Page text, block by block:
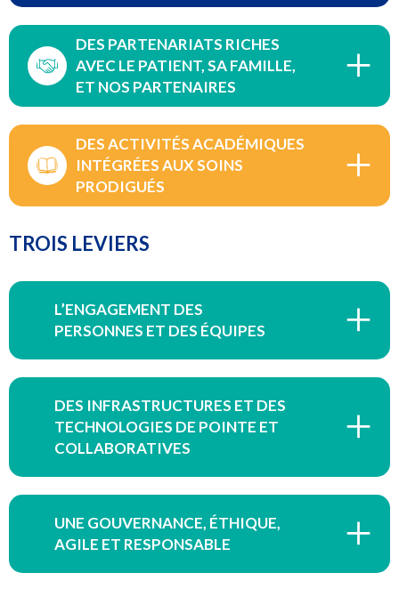
DES PARTENARIATS RICHES
AVEC LE PATIENT, SA FAMILLE,
ET NOS PARTENAIRES
DES ACTIVITÉS ACADÉMIQUES
INTÉGRÉES AUX SOINS
PRODIGUÉS
TROIS LEVIERS
L’ENGAGEMENT DES
PERSONNES ET DES ÉQUIPES
DES INFRASTRUCTURES ET DES
TECHNOLOGIES DE POINTE ET
COLLABORATIVES
UNE GOUVERNANCE, ÉTHIQUE,
AGILE ET RESPONSABLE